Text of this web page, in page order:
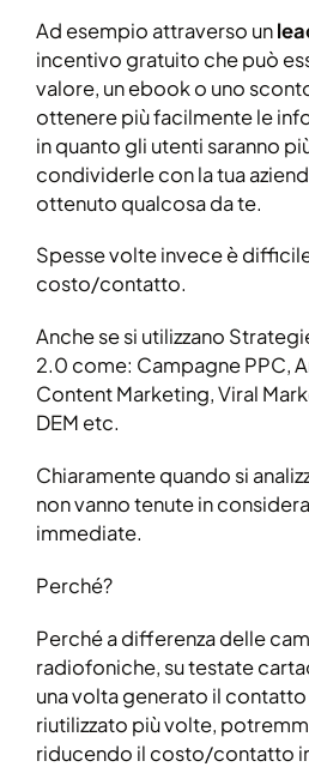
Ad esempio attraverso un
incentivo gratuito che può
valore, un ebook o uno
ottenere più facilmente le
in quanto gli utenti saranno
condividerle con la tua
ottenuto qualcosa da te.
Spesse volte invece è
costo/contatto.
Anche se si utilizzano
2.0 come: Campagne PPC,
Content Marketing, Viral
DEM etc.
Chiaramente quando si
non vanno tenute in
immediate.
Perché?
Perché a differenza delle
radiofoniche, su testate
una volta generato il
riutilizzato più volte,
riducendo il costo/contatto